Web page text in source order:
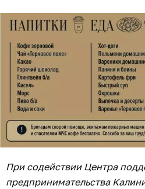
При содействии Центра
предпринимательства